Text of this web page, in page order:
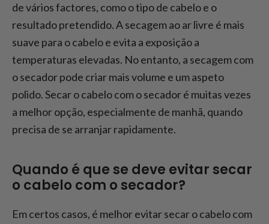
de vários factores, como o tipo de cabelo e o
resultado pretendido. A secagem ao ar livre é mais
suave para o cabelo e evita a exposição a
temperaturas elevadas. No entanto, a secagem com
o secador pode criar mais volume e um aspeto
polido. Secar o cabelo com o secador é muitas vezes
a melhor opção, especialmente de manhã, quando
precisa de se arranjar rapidamente.
Quando é que se deve evitar secar
o cabelo com o secador?
Em certos casos, é melhor evitar secar o cabelo com